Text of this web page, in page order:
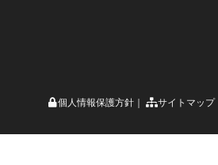
個人情報保護方針 サイトマップ